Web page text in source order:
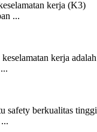
kerja (K3)
...
kerja adalah
safety berkualitas tinggi